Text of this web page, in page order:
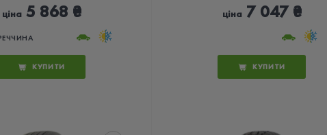
ціна5 868 ₴
КУПИТИ
ціна7 047 ₴
КУПИТИ